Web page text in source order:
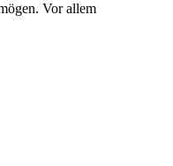
Vor allem